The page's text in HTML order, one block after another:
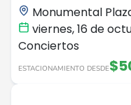
Monumental
viernes, 16 de
Conciertos
ESTACIONAMIENTO DESDE